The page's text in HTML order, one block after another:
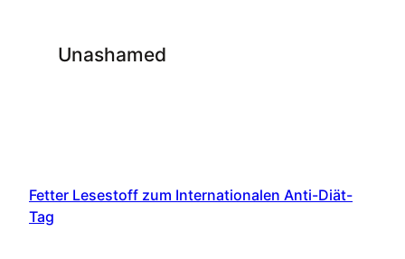
Unashamed
Fetter Lesestoff zum Internationalen Anti-Diät-
Tag